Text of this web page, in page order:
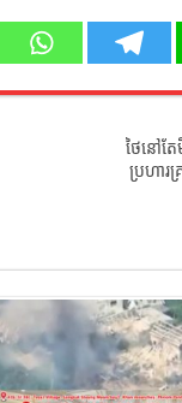
ថៃនៅត
ប្រហារ